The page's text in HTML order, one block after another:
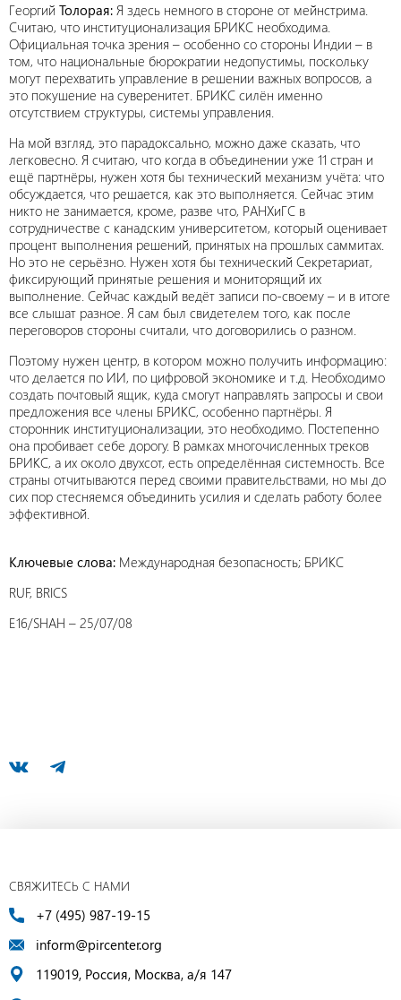
Георгий Толорая: Я здесь немного в стороне от мейнстрима.
Считаю, что институционализация БРИКС необходима.
Официальная точка зрения – особенно со стороны Индии – в
том, что национальные бюрократии недопустимы, поскольку
могут перехватить управление в решении важных вопросов, а
это покушение на суверенитет. БРИКС силён именно
отсутствием структуры, системы управления.
На мой взгляд, это парадоксально, можно даже сказать, что
легковесно. Я считаю, что когда в объединении уже 11 стран и
ещё партнёры, нужен хотя бы технический механизм учёта: что
обсуждается, что решается, как это выполняется. Сейчас этим
никто не занимается, кроме, разве что, РАНХиГС в
сотрудничестве с канадским университетом, который оценивает
процент выполнения решений, принятых на прошлых саммитах.
Но это не серьёзно. Нужен хотя бы технический Секретариат,
фиксирующий принятые решения и мониторящий их
выполнение. Сейчас каждый ведёт записи по-своему – и в итоге
все слышат разное. Я сам был свидетелем того, как после
переговоров стороны считали, что договорились о разном.
Поэтому нужен центр, в котором можно получить информацию:
что делается по ИИ, по цифровой экономике и т.д. Необходимо
создать почтовый ящик, куда смогут направлять запросы и свои
предложения все члены БРИКС, особенно партнёры. Я
сторонник институционализации, это необходимо. Постепенно
она пробивает себе дорогу. В рамках многочисленных треков
БРИКС, а их около двухсот, есть определённая системность. Все
страны отчитываются перед своими правительствами, но мы до
сих пор стесняемся объединить усилия и сделать работу более
эффективной.
Ключевые слова: Международная безопасность; БРИКС
RUF, BRICS
E16/SHAH – 25/07/08
СВЯЖИТЕСЬ С НАМИ
+7 (495) 987-19-15
inform@pircenter.org
119019, Россия, Москва, а/я 147